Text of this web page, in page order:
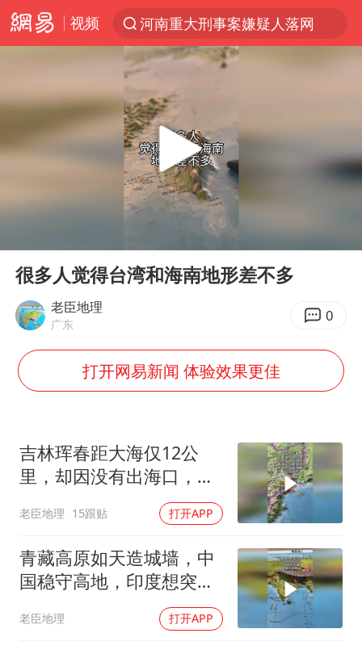
视频
河南重大刑事案嫌疑人落网
解锁各地夏日限定体验
金饰克价一夜涨回1300元
视频丨中国东方电气集团原党组副书记、董事宋致远被查
白海豚将正面袭击贯穿浙江
酒店回应车内过夜被收150元
几元成本 千万市值蒸发
牛津大学一纸声明甩不了锅
儿子陪躺平老爹体验外卖员火了
浙江台州《告全体市民书》
西贝创始人贾国龙押注鲜羊赛道
“不怕六爷挂得多 就怕六爷挂一颗”
多个明星演唱会取消
人民的健康、体质、幸福一脉相承
Play
很多人觉得台湾和海南地形差不多
老臣地理
广东 0
打开网易新闻 体验效果更佳
吉林珲春距大海仅12公
里，却因没有出海口，守
老臣地理 15跟贴 打开APP
青藏高原如天造城墙，中
国稳守高地，印度想突
老臣地理 打开APP